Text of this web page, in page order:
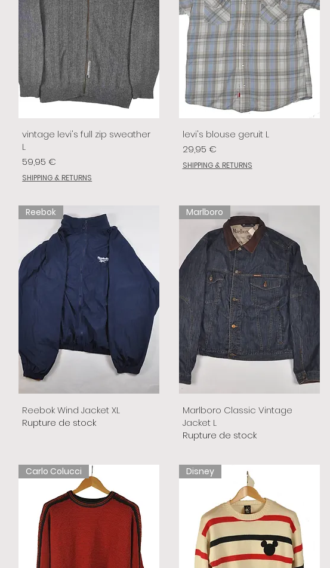
vintage levi's full zip sweather
L
Prix
59,95 €
SHIPPING & RETURNS
levi's blouse geruit L
Prix
29,95 €
SHIPPING & RETURNS
Reebok
Reebok Wind Jacket XL
Rupture de stock
Marlboro
Marlboro Classic Vintage
Jacket L
Rupture de stock
Carlo Colucci Disney